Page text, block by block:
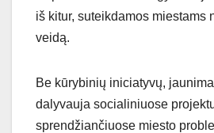
iš kitur, suteikdamos miestams
veidą.
Be kūrybinių iniciatyvų,
dalyvauja socialiniuose
sprendžiančiuose miesto